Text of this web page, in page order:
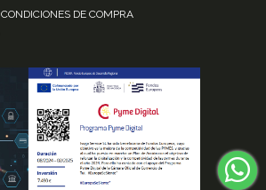
CONDICIONES DE COMPRA